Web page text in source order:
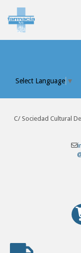
Select Language ▼
C/ Sociedad Cultural